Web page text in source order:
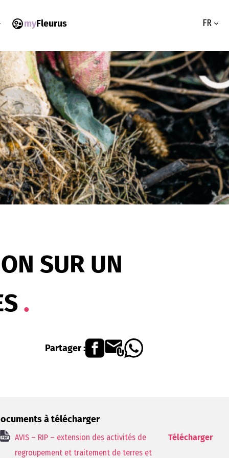
myFleurus FR
SUR UN
Partager :
à télécharger
AVIS – RIP – extension des activités de
regroupement et traitement de terres et
Télécharger